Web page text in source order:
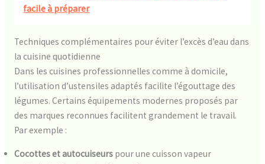
facile à préparer
Techniques complémentaires pour éviter l’excès d’eau dans
la cuisine quotidienne
Dans les cuisines professionnelles comme à domicile,
l’utilisation d’ustensiles adaptés facilite l’égouttage des
légumes. Certains équipements modernes proposés par
des marques reconnues facilitent grandement le travail.
Par exemple :
Cocottes et autocuiseurspour une cuisson vapeur